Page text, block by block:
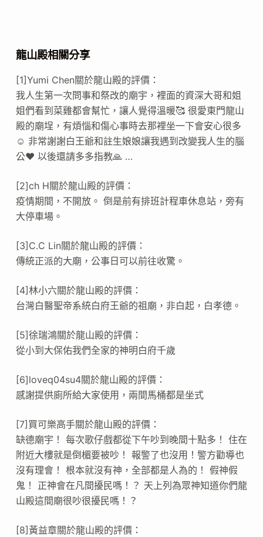
龍山殿相關分享
[1]Yumi Chen關於龍山殿的評價：
我人生第一次問事和祭改的廟宇，裡面的資深大哥和姐
姐們看到菜雞都會幫忙，讓人覺得溫暖🥰 很愛東門龍山
殿的廟埕，有煩惱和傷心事時去那裡坐一下會安心很多
☺️ 非常謝謝白王爺和註生娘娘讓我遇到改變我人生的腦
公❤️ 以後還請多多指教🙏 …
[2]ch H關於龍山殿的評價：
疫情期間，不開放。 倒是前有排班計程車休息站，旁有
大停車場。
[3]C.C Lin關於龍山殿的評價：
傳統正派的大廟，公事日可以前往收驚。
[4]林小六關於龍山殿的評價：
台灣白醫聖帝系統白府王爺的祖廟，非白起，白孝德。
[5]徐瑞鴻關於龍山殿的評價：
從小到大保佑我們全家的神明白府千歲
[6]loveq04su4關於龍山殿的評價：
感謝提供廁所給大家使用，兩間馬桶都是坐式
[7]買可樂高手關於龍山殿的評價：
缺德廟宇！ 每次歌仔戲都從下午吵到晚間十點多！ 住在
附近大樓就是倒楣要被吵！ 報警了也沒用！警方勸導也
沒有理會！ 根本就沒有神，全部都是人為的！ 假神假
鬼！ 正神會在凡間擾民嗎！？ 天上列為眾神知道你們龍
山殿這間廟很吵很擾民嗎！？
[8]黃益章關於龍山殿的評價：